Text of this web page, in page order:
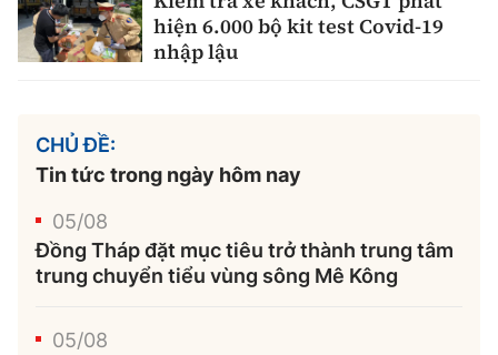
hiện 6.000 bộ kit test Covid-19
nhập lậu
CHỦ ĐỀ:
Tin tức trong ngày hôm nay
05/08
Đồng Tháp đặt mục tiêu trở thành trung tâm
trung chuyển tiểu vùng sông Mê Kông
05/08